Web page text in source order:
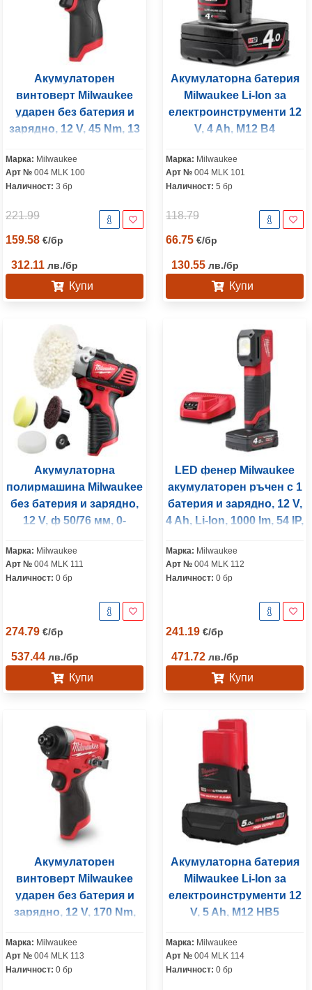
Акумулаторен
винтоверт Milwaukee
ударен без батерия и
зарядно, 12 V, 45 Nm, 13
Марка: Milwaukee
Арт № 004 MLK 100
Наличност: 3 бр
221.99
159.58 €/бр
312.11 лв./бр
Купи
Акумулаторна батерия
Milwaukee Li-Ion за
електроинструменти 12
V, 4 Ah, M12 B4
Марка: Milwaukee
Арт № 004 MLK 101
Наличност: 5 бр
118.79
66.75 €/бр
130.55 лв./бр
Купи
Акумулаторна
полирмашина Milwaukee
без батерия и зарядно,
12 V, ф 50/76 мм, 0-
BPS-0
Марка: Milwaukee
Арт № 004 MLK 111
Наличност: 0 бр
274.79 €/бр
537.44 лв./бр
Купи
LED фенер Milwaukee
акумулаторен ръчен с 1
батерия и зарядно, 12 V,
4 Ah, Li-Ion, 1000 lm, 54 IP,
Марка: Milwaukee
Арт № 004 MLK 112
Наличност: 0 бр
241.19 €/бр
471.72 лв./бр
Купи
Акумулаторен
винтоверт Milwaukee
ударен без батерия и
зарядно, 12 V, 170 Nm,
FID2-0
Марка: Milwaukee
Арт № 004 MLK 113
Наличност: 0 бр
Акумулаторна батерия
Milwaukee Li-Ion за
електроинструменти 12
V, 5 Ah, M12 HB5
Марка: Milwaukee
Арт № 004 MLK 114
Наличност: 0 бр